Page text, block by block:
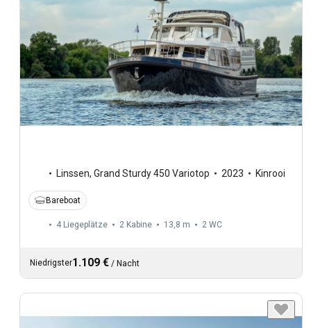
Linssen, Grand Sturdy 450 Variotop 2023 Kinrooi
Bareboat
4 Liegeplätze 2 Kabine 13,8 m 2 WC
Niedrigster1.109 € / Nacht